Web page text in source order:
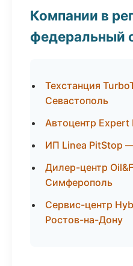
Компании в
федеральный
Техстанция
Севастополь
Автоцентр
ИП Linea PitStop
Дилер-центр
Симферополь
Сервис-центр
Ростов-на-Дону